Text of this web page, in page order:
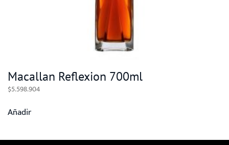
Macallan Reflexion 700ml
$5.598.904
Añadir